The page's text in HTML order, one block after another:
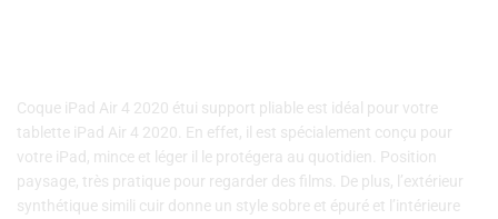
Coque iPad Air 4 2020 étui support pliable est idéal pour votre
tablette iPad Air 4 2020. En effet, il est spécialement conçu pour
votre iPad, mince et léger il le protégera au quotidien. Position
paysage, très pratique pour regarder des films. De plus, l’extérieur
synthétique simili cuir donne un style sobre et épuré et l’intérieure